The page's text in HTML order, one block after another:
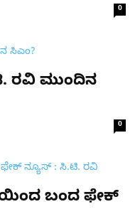
0
ರವಿ ಮುಂದಿನ
0
ಬಂದ ಫೇಕ್